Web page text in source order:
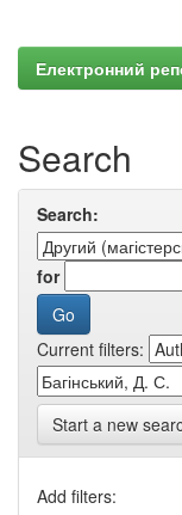
Електронний
Search
Search:
for
Current filters:
Start a new
Add filters: